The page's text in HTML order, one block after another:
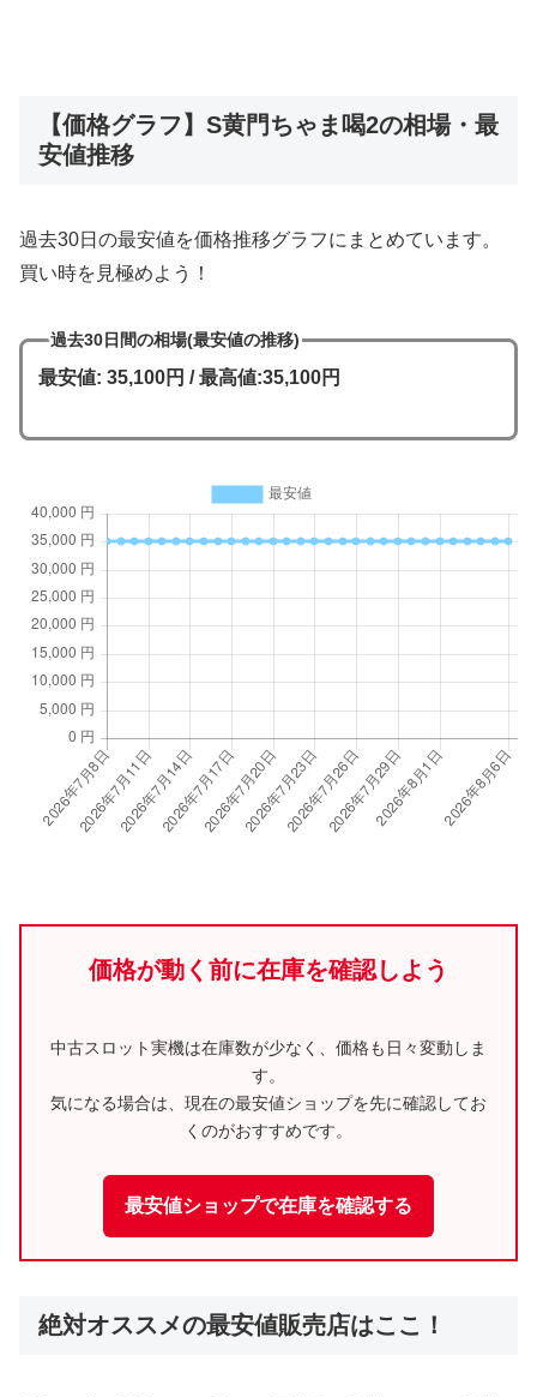
【価格グラフ】S黄門ちゃま喝2の相場・最
安値推移
過去30日の最安値を価格推移グラフにまとめています。
買い時を見極めよう！
過去30日間の相場(最安値の推移)
最安値: 35,100円 / 最高値:35,100円
価格が動く前に在庫を確認しよう
中古スロット実機は在庫数が少なく、価格も日々変動しま
す。
気になる場合は、現在の最安値ショップを先に確認してお
くのがおすすめです。
最安値ショップで在庫を確認する
絶対オススメの最安値販売店はここ！